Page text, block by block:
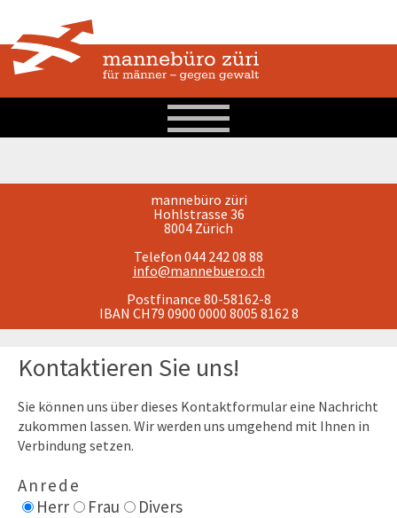
mannebüro züri
Hohlstrasse 36
8004 Zürich
Telefon 044 242 08 88
info@mannebuero.ch
Postfinance 80-58162-8
IBAN CH79 0900 0000 8005 8162 8
Kontaktieren Sie uns!
Sie können uns über dieses Kontaktformular eine Nachricht
zukommen lassen. Wir werden uns umgehend mit Ihnen in
Verbindung setzen.
Anrede
Herr
Frau
Divers